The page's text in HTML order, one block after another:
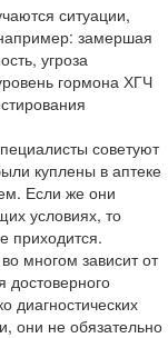
ситуации,
замершая
угроза
гормона ХГЧ
советуют
куплены в аптеке
Если же они
условиях, то
приходится.
многом зависит от
достоверного
диагностических
они не обязательно